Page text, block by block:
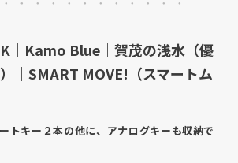
｜Kamo Blue｜賀茂の浅水（優
｜SMART MOVE!（スマートム
トキー２本の他に、アナログキーも収納で